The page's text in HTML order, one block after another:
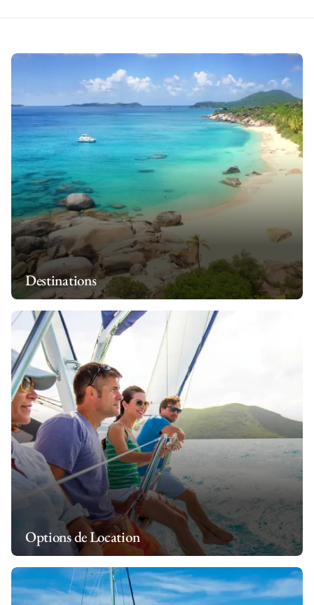
Destinations
Options de Location